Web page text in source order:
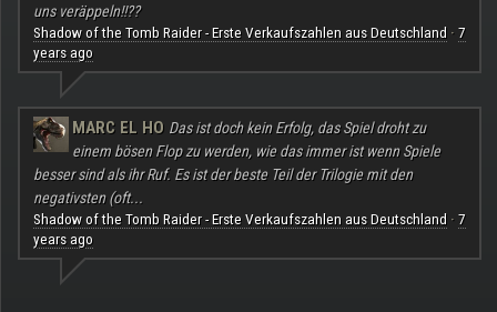
uns veräppeln!!??
Shadow of the Tomb Raider - Erste Verkaufszahlen aus Deutschland · 7
years ago
MARC EL HO Das ist doch kein Erfolg, das Spiel droht zu
einem bösen Flop zu werden, wie das immer ist wenn Spiele
besser sind als ihr Ruf. Es ist der beste Teil der Trilogie mit den
negativsten (oft...
Shadow of the Tomb Raider - Erste Verkaufszahlen aus Deutschland · 7
years ago